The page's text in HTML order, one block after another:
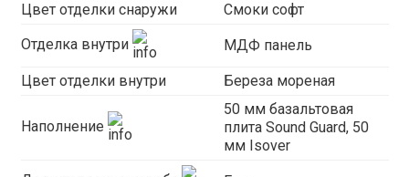
Цвет отделки снаружи Смоки софт
Отделка внутри МДФ панель
Цвет отделки внутри Береза мореная
Наполнение
50 мм базальтовая
плита Sound Guard, 50
мм Isover